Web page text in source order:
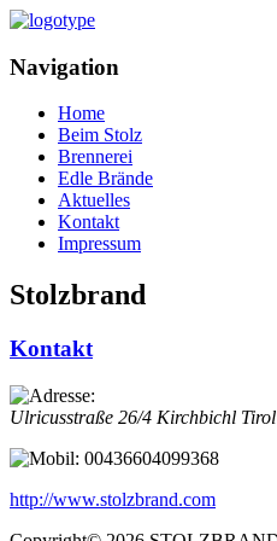
Navigation
Home
Beim Stolz
Brennerei
Edle Brände
Aktuelles
Kontakt
Impressum
Stolzbrand
Kontakt
Ulricusstraße 26/4 Kirchbichl Tirol
00436604099368
http://www.stolzbrand.com